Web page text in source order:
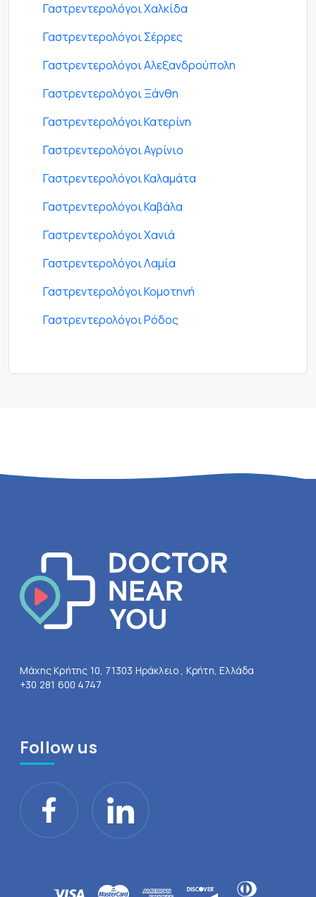
Γαστρεντερολόγοι Χαλκίδα
Γαστρεντερολόγοι Σέρρες
Γαστρεντερολόγοι Αλεξανδρούπολη
Γαστρεντερολόγοι Ξάνθη
Γαστρεντερολόγοι Κατερίνη
Γαστρεντερολόγοι Αγρίνιο
Γαστρεντερολόγοι Καλαμάτα
Γαστρεντερολόγοι Καβάλα
Γαστρεντερολόγοι Χανιά
Γαστρεντερολόγοι Λαμία
Γαστρεντερολόγοι Κομοτηνή
Γαστρεντερολόγοι Ρόδος
Μάχης Κρήτης 10, 71303 Ηράκλειο , Κρήτη, Ελλάδα
+30 281 600 4747
Follow us